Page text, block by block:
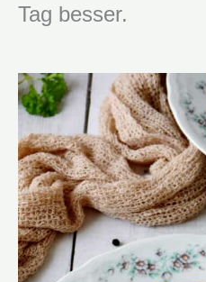
Tag besser.